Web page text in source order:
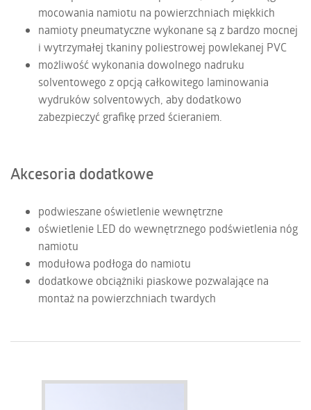
mocowania namiotu na powierzchniach miękkich
namioty pneumatyczne wykonane są z bardzo mocnej
i wytrzymałej tkaniny poliestrowej powlekanej PVC
możliwość wykonania dowolnego nadruku
solventowego z opcją całkowitego laminowania
wydruków solventowych, aby dodatkowo
zabezpieczyć grafikę przed ścieraniem.
Akcesoria dodatkowe
podwieszane oświetlenie wewnętrzne
oświetlenie LED do wewnętrznego podświetlenia nóg
namiotu
modułowa podłoga do namiotu
dodatkowe obciążniki piaskowe pozwalające na
montaż na powierzchniach twardych